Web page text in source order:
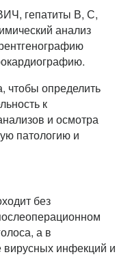
гепатиты В, С,
анализ
чтобы определить
к
и осмотра
патологию и
без
а в
инфекций и